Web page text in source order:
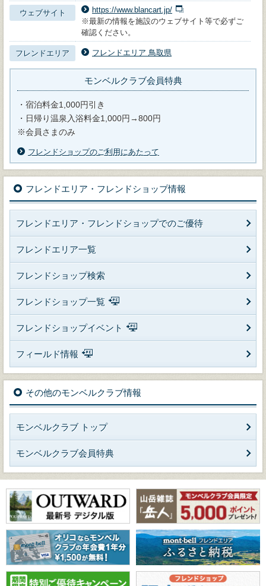
ウェブサイト
https://www.blancart.jp/
※最新の情報を施設のウェブサイト等で必ずご
確認ください。
フレンドエリア フレンドエリア 鳥取県
モンベルクラブ会員特典
・宿泊料金1,000円引き
・日帰り温泉入浴料金1,000円→800円
※会員さまのみ
フレンドショップのご利用にあたって
フレンドエリア・フレンドショップ情報
フレンドエリア・フレンドショップでのご優待
フレンドエリア一覧
フレンドショップ検索
フレンドショップ一覧
フレンドショップイベント
フィールド情報
その他のモンベルクラブ情報
モンベルクラブ トップ
モンベルクラブ会員特典